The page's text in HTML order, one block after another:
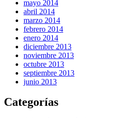
mayo 2014
abril 2014
marzo 2014
febrero 2014
enero 2014
diciembre 2013
noviembre 2013
octubre 2013
septiembre 2013
junio 2013
Categorías